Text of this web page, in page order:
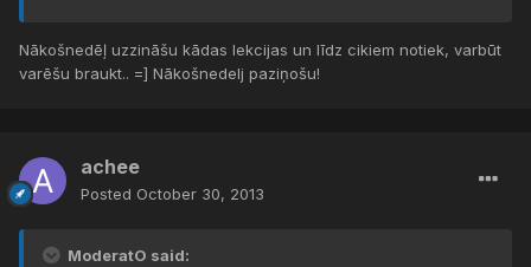
Nākošnedēļ uzzināšu kādas lekcijas un līdz cikiem notiek, varbūt
varēšu braukt.. =] Nākošnedelj paziņošu!
achee
Posted October 30, 2013
ModeratO said: